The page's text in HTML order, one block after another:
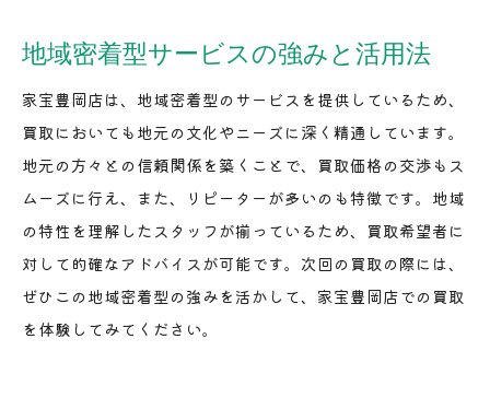
地域密着型サービスの強みと活用法
家宝豊岡店は、地域密着型のサービスを提供しているため、
買取においても地元の文化やニーズに深く精通しています。
地元の方々との信頼関係を築くことで、買取価格の交渉もス
ムーズに行え、また、リピーターが多いのも特徴です。地域
の特性を理解したスタッフが揃っているため、買取希望者に
対して的確なアドバイスが可能です。次回の買取の際には、
ぜひこの地域密着型の強みを活かして、家宝豊岡店での買取
を体験してみてください。